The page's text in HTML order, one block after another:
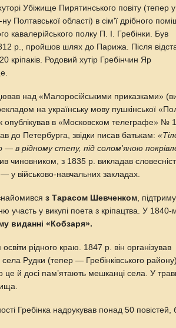
Убіжище Пирятинського повіту (тепер у
ну Полтавської області) в сім'ї дрібного
кавалерійського полку П. І. Гребінки. Був
р., пройшов шлях до Парижа. Після
кріпаків. Родовий хутір Гребінчин Яр
над «Малоросійськими приказками»
на українську мову пушкінської
опублікував в «Московском телеграфе» №
до Петербурга, звідки писав батькам:
— в рідному степу, під солом'яною
чиновником, з 1835 р. викладав
у військово-навчальних закладах.
з Тарасом Шевченком ,
участь у викупі поета з кріпацтва. У 1840-
виданні «Кобзаря».
рідного краю. 1847 р. він організував
Рудки (тепер — Гребінківського району),
й досі пам’ятають мешканці села. У
Гребінка надрукував понад 50 повістей,